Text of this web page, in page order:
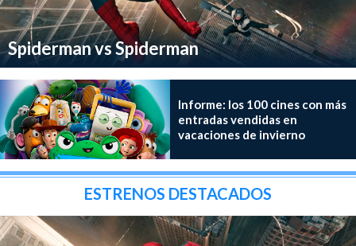
Spiderman vs Spiderman
Informe: los 100 cines con más
entradas vendidas en
vacaciones de invierno
ESTRENOS DESTACADOS